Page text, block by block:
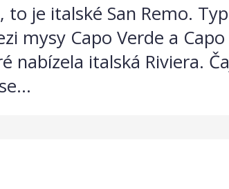
je italské San Remo.
mysy Capo Verde a Capo
italská Riviera.